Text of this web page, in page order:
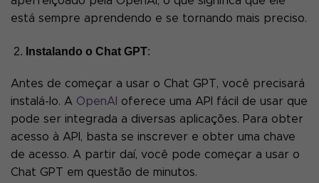
está sempre aprendendo e se tornando mais preciso.
Instalando o Chat GPT:
Antes de começar a usar o Chat GPT, você precisará
instalá-lo. A OpenAI
oferece uma API fácil de usar que
pode ser integrada a diversas aplicações. Para obter
acesso à API, basta se inscrever e obter uma chave
de acesso. A partir daí, você pode começar a usar o
Chat GPT em questão de minutos.